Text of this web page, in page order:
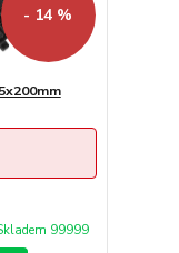
- 14 %
99999